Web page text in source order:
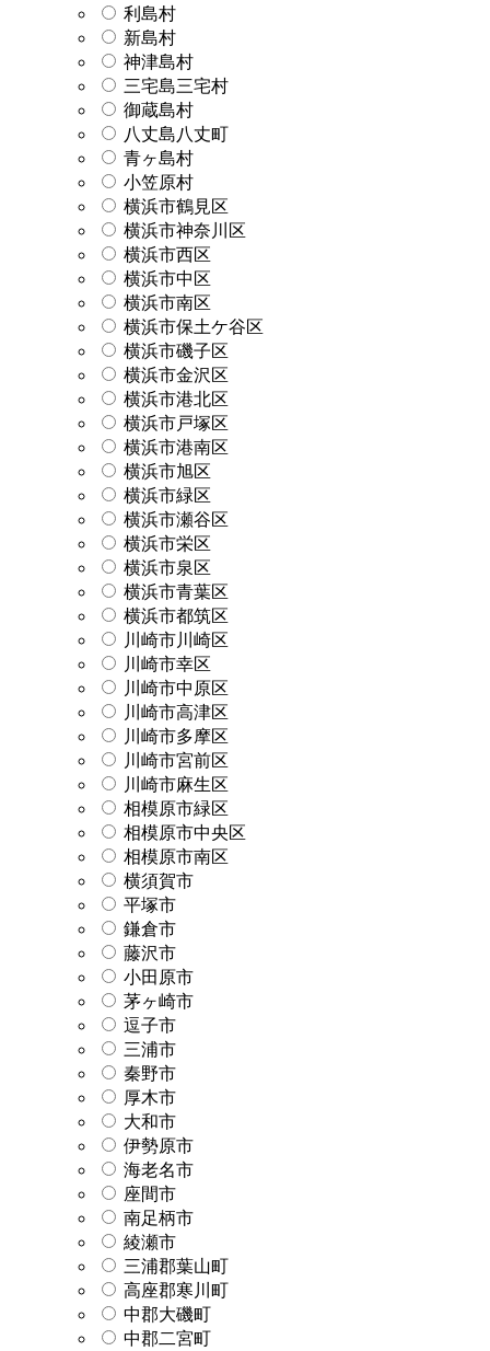
利島村
新島村
神津島村
三宅島三宅村
御蔵島村
八丈島八丈町
青ヶ島村
小笠原村
横浜市鶴見区
横浜市神奈川区
横浜市西区
横浜市中区
横浜市南区
横浜市保土ケ谷区
横浜市磯子区
横浜市金沢区
横浜市港北区
横浜市戸塚区
横浜市港南区
横浜市旭区
横浜市緑区
横浜市瀬谷区
横浜市栄区
横浜市泉区
横浜市青葉区
横浜市都筑区
川崎市川崎区
川崎市幸区
川崎市中原区
川崎市高津区
川崎市多摩区
川崎市宮前区
川崎市麻生区
相模原市緑区
相模原市中央区
相模原市南区
横須賀市
平塚市
鎌倉市
藤沢市
小田原市
茅ヶ崎市
逗子市
三浦市
秦野市
厚木市
大和市
伊勢原市
海老名市
座間市
南足柄市
綾瀬市
三浦郡葉山町
高座郡寒川町
中郡大磯町
中郡二宮町